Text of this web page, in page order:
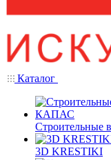
Каталог
Строительные
3D KRESTIKI